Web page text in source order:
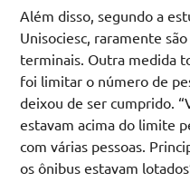
Além disso, segundo a
Unisociesc, raramente
terminais. Outra medida
foi limitar o número de
deixou de ser cumprido.
estavam acima do limite
com várias pessoas.
os ônibus estavam